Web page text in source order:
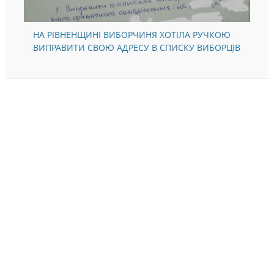
НА РІВНЕНЩИНІ ВИБОРЧИНЯ ХОТІЛА РУЧКОЮ
ВИПРАВИТИ СВОЮ АДРЕСУ В СПИСКУ ВИБОРЦІВ